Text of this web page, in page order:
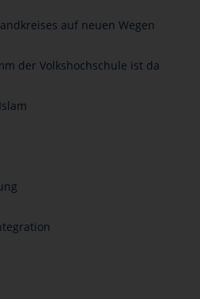
auf neuen Wegen
der Volkshochschule ist da